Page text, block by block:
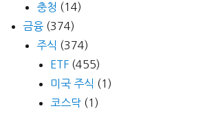
충청 (14)
금융 (374)
주식 (374)
ETF (455)
미국 주식 (1)
코스닥 (1)